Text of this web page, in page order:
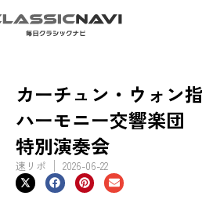
カーチュン・ウォン
ハーモニー交響楽団
特別演奏会
速リポ 2026-06-22